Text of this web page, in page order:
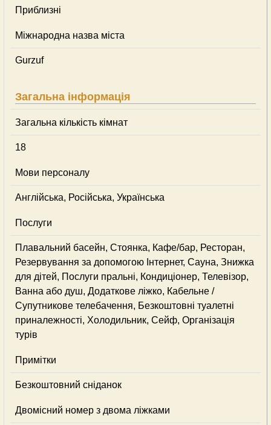
Приблизні
Міжнародна назва міста
Gurzuf
Загальна інформація
Загальна кількість кімнат
18
Мови персоналу
Англійська, Російська, Українська
Послуги
Плавальний басейн, Стоянка, Кафе/бар, Ресторан,
Резервування за допомогою Інтернет, Сауна, Знижка
для дітей, Послуги пральні, Кондиціонер, Телевізор,
Ванна або душ, Додаткове ліжко, Кабельне /
Супутникове телебачення, Безкоштовні туалетні
приналежності, Холодильник, Сейф, Організація
турів
Примітки
Безкоштовний сніданок
Двомісний номер з двома ліжками